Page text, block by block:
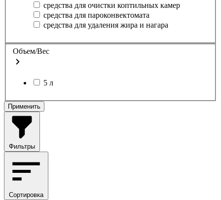
средства для очистки коптильных камер
средства для пароконвектомата
средства для удаления жира и нагара
Объем/Вес
5 л
Применить
Фильтры
Сортировка